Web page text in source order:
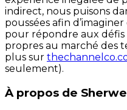
indirect, nous puisons
poussées afin
pour répondre aux
propres au marché des
plus sur
seulement).
À propos de